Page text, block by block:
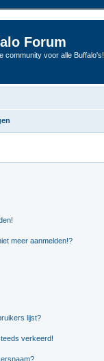
Forum
community voor alle Buffalo's!
meer aanmelden!?
lijst?
verkeerd!